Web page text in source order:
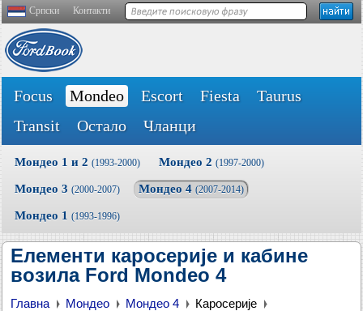
Српски Контакти
Focus Mondeo Escort Fiesta
Taurus
Transit
Остало Чланци
Мондео 1 и 2 (1993-2000) Мондео 2 (1997-2000)
Мондео 3 (2000-2007) Мондео 4 (2007-2014)
Мондео 1 (1993-1996)
Елементи каросерије и кабине
возила Ford Mondeo 4
Главна Мондео Мондео 4 Каросерије